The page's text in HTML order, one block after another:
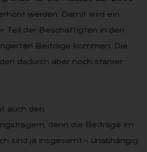
werden. Damit wird ein
Teil der Beschäftigten in den
Beiträge kommen. Die
dadurch aber noch stärker
auch den
denn die Beiträge im
sind ja insgesamt – unabhängig